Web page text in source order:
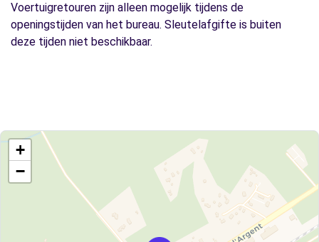
Voertuigretouren zijn alleen mogelijk tijdens de
openingstijden van het bureau. Sleutelafgifte is buiten
deze tijden niet beschikbaar.
+
−